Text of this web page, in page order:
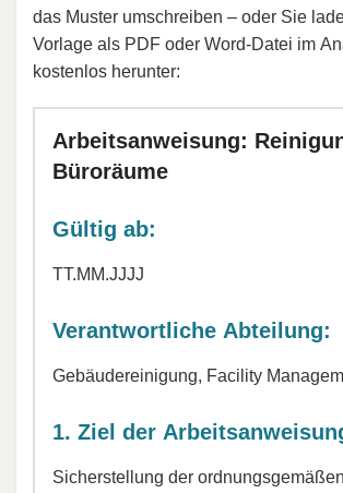
das Muster umschreiben – oder Sie
Vorlage als PDF oder Word-Datei im
kostenlos herunter:
Arbeitsanweisung:
Büroräume
Gültig ab:
TT.MM.JJJJ
Verantwortliche Abteilung:
Gebäudereinigung, Facility
1. Ziel der
Sicherstellung der